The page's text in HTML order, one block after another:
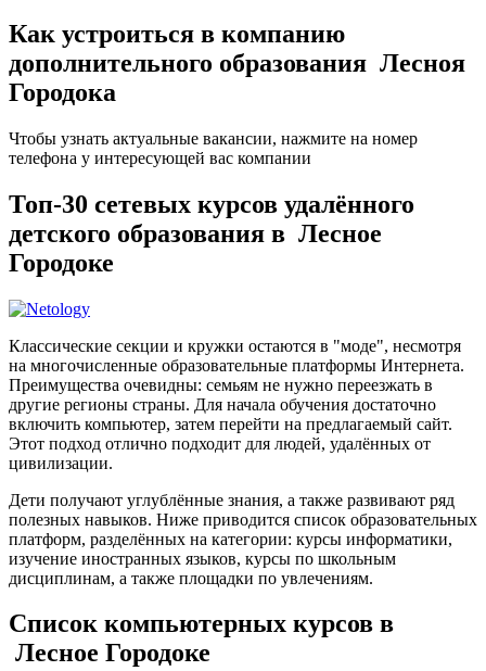
Как устроиться в компанию
дополнительного образования Лесноя
Городока
Чтобы узнать актуальные вакансии, нажмите на номер
телефона у интересующей вас компании
Топ-30 сетевых курсов удалённого
детского образования в Лесное
Городоке
Классические секции и кружки остаются в "моде", несмотря
на многочисленные образовательные платформы Интернета.
Преимущества очевидны: семьям не нужно переезжать в
другие регионы страны. Для начала обучения достаточно
включить компьютер, затем перейти на предлагаемый сайт.
Этот подход отлично подходит для людей, удалённых от
цивилизации.
Дети получают углублённые знания, а также развивают ряд
полезных навыков. Ниже приводится список образовательных
платформ, разделённых на категории: курсы информатики,
изучение иностранных языков, курсы по школьным
дисциплинам, а также площадки по увлечениям.
Список компьютерных курсов в
Лесное Городоке